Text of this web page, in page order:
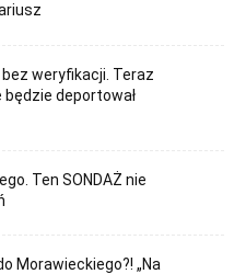
weryfikacji. Teraz
będzie deportował
Ten SONDAŻ nie
Morawieckiego?! „Na